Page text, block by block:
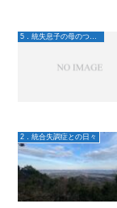
5．統失息子の母のつぶやき
2．統合失調症との日々